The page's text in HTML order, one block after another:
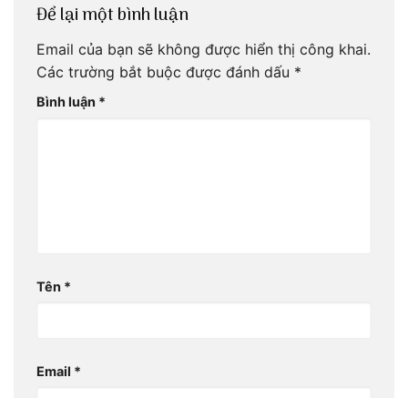
Để lại một bình luận
Email của bạn sẽ không được hiển thị công khai.
Các trường bắt buộc được đánh dấu *
Bình luận *
Tên *
Email *